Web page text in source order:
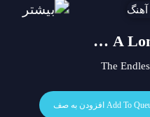
A
افزودن به صف